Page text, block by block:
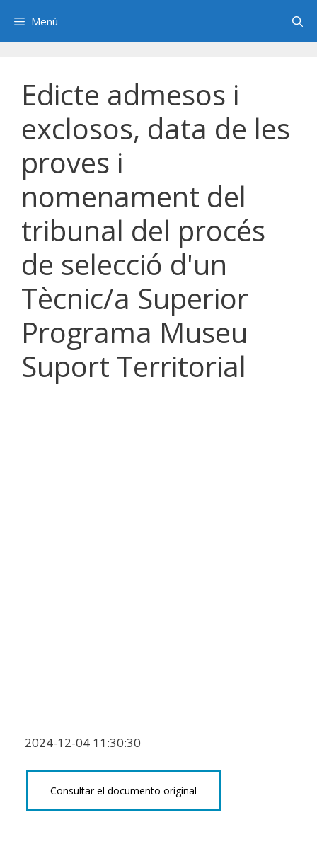
contenido
Menú
Edicte admesos i
exclosos, data de les
proves i
nomenament del
tribunal del procés
de selecció d'un
Tècnic/a Superior
Programa Museu
Suport Territorial
2024-12-04 11:30:30
Consultar el documento original